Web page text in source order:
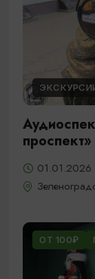
проспект»
ОТ 100₽